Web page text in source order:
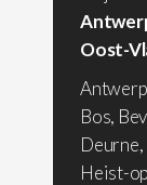
Oost-
Bos,
Heist-